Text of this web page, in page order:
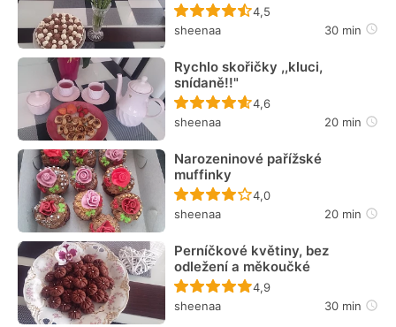
Recept ještě nebyl
4,5
sheenaa
30 min
Rychlo skořičky ,,kluci,
snídaně!!"
Recept ještě nebyl
4,6
sheenaa
20 min
Narozeninové pařížské
muffinky
Recept ještě nebyl
4,0
sheenaa
20 min
Perníčkové květiny, bez
odležení a měkoučké
Recept ještě nebyl
4,9
sheenaa
30 min